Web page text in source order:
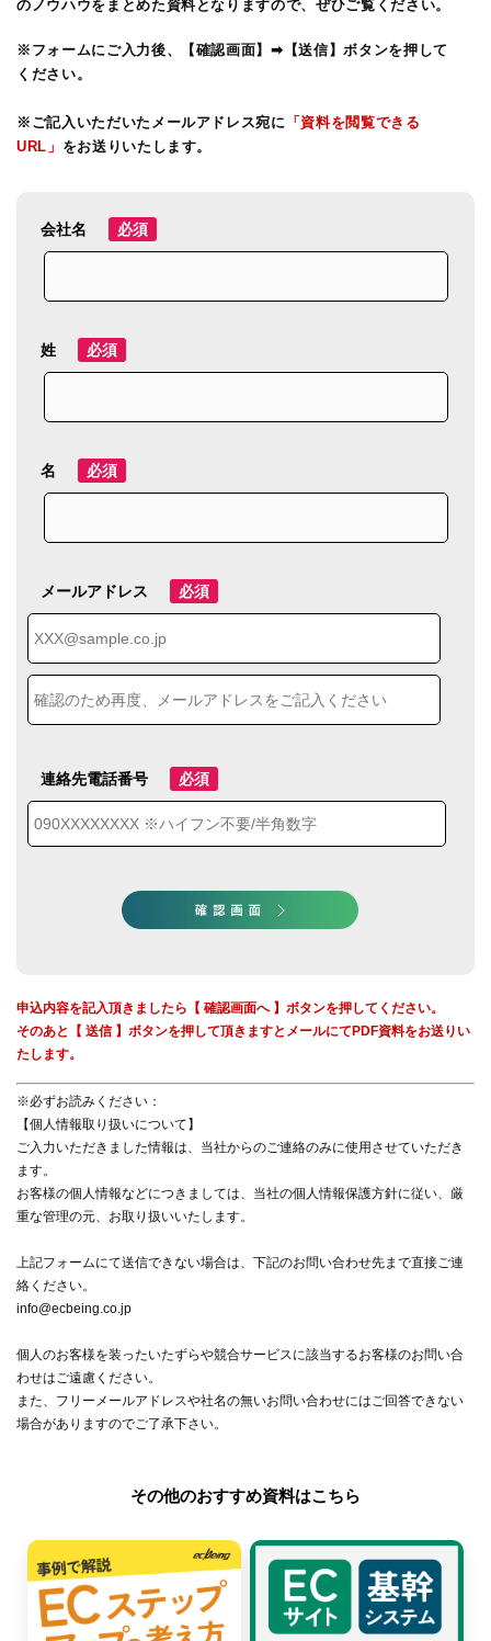
のノウハウをまとめた資料となりますので、ぜひご覧ください。
※フォームにご入力後、【確認画面】➡【送信】ボタンを押して
ください。
※ご記入いただいたメールアドレス宛に 「資料を閲覧できる
URL」 をお送りいたします。
会社名 必須
姓 必須
名 必須
メールアドレス 必須
連絡先電話番号 必須
申込内容を記入頂きましたら【 確認画面へ 】ボタンを押してください。
そのあと【 送信 】ボタンを押して頂きますとメールにてPDF資料をお送りい
たします。
※必ずお読みください：
【個人情報取り扱いについて】
ご入力いただきました情報は、当社からのご連絡のみに使用させていただき
ます。
お客様の個人情報などにつきましては、当社の個人情報保護方針に従い、厳
重な管理の元、お取り扱いいたします。
上記フォームにて送信できない場合は、下記のお問い合わせ先まで直接ご連
絡ください。
info@ecbeing.co.jp
個人のお客様を装ったいたずらや競合サービスに該当するお客様のお問い合
わせはご遠慮ください。
また、フリーメールアドレスや社名の無いお問い合わせにはご回答できない
場合がありますのでご了承下さい。
その他のおすすめ資料はこちら